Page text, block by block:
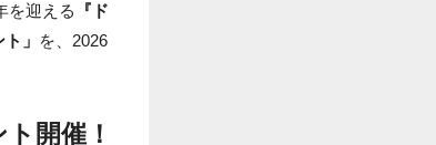
を迎える
『ド
」 を、2026
開催！